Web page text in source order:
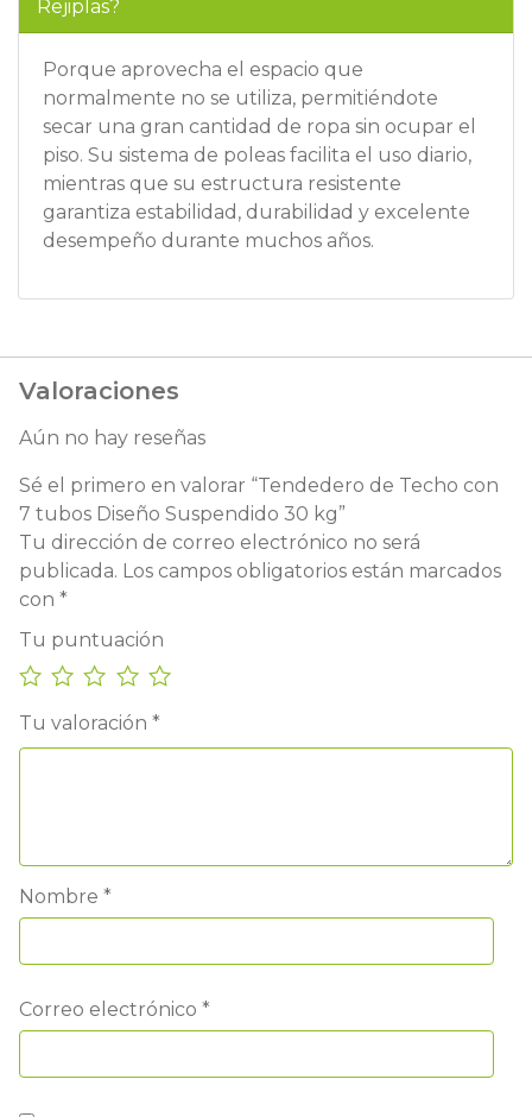
Rejiplas?
Porque aprovecha el espacio que
normalmente no se utiliza, permitiéndote
secar una gran cantidad de ropa sin ocupar el
piso. Su sistema de poleas facilita el uso diario,
mientras que su estructura resistente
garantiza estabilidad, durabilidad y excelente
desempeño durante muchos años.
Valoraciones
Aún no hay reseñas
Sé el primero en valorar “Tendedero de Techo con
7 tubos Diseño Suspendido 30 kg”
Tu dirección de correo electrónico no será
publicada. Los campos obligatorios están marcados
con *
Tu puntuación
Tu valoración *
Nombre *
Correo electrónico *